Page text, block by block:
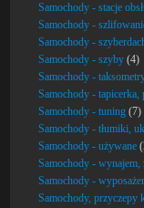
Samochody - stacje
Samochody -
Samochody -
Samochody - szyby (4)
Samochody -
Samochody - tapicerka,
Samochody - tuning (7)
Samochody - tłumiki,
Samochody - używane
Samochody - wynajem,
Samochody -
Samochody, przyczepy